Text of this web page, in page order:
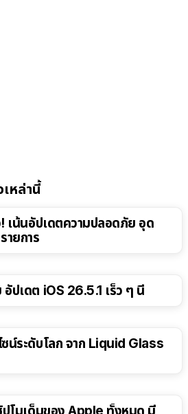
หล่านี้
เน้นอัปเดตความปลอดภัย อุด
ายการ
ปเดต iOS 26.5.1 เร็ว ๆ นี้
น์ระดับโลก จาก Liquid Glass
ปโมเด็มของ Apple ทั้งหมด มี